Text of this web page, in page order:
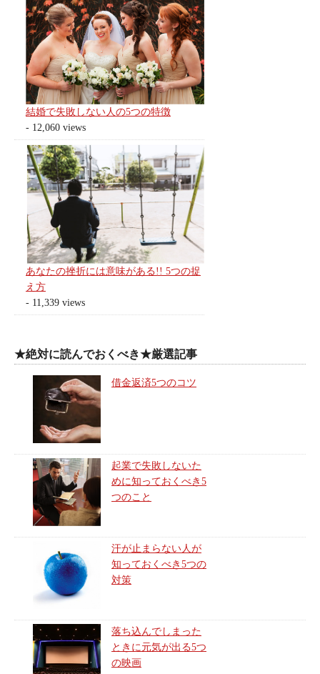
結婚で失敗しない人の5つの特徴
- 12,060 views
あなたの挫折には意味がある!! 5つの捉
え方
- 11,339 views
★絶対に読んでおくべき★厳選記事
借金返済5つのコツ
起業で失敗しないた
めに知っておくべき5
つのこと
汗が止まらない人が
知っておくべき5つの
対策
落ち込んでしまった
ときに元気が出る5つ
の映画